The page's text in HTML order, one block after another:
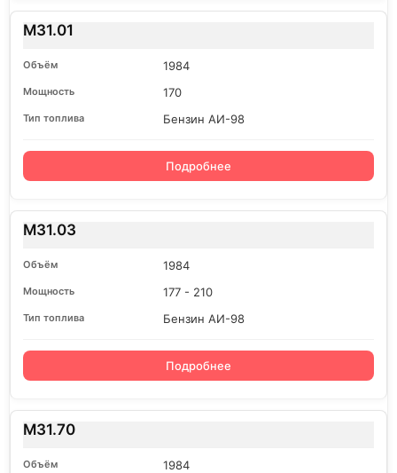
M31.01
1984
170
Бензин АИ-98
Подробнее
M31.03
1984
177 - 210
Бензин АИ-98
Подробнее
M31.70
1984